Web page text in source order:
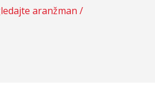
aranžman /